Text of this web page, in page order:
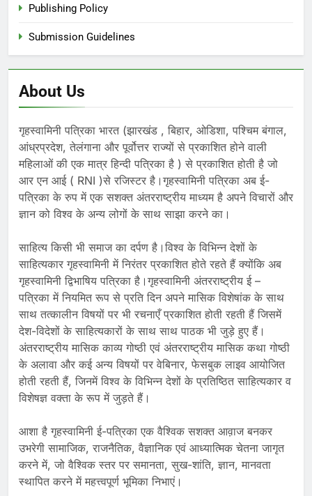
Publishing Policy
Submission Guidelines
About Us
गृहस्वामिनी पत्रिका भारत (झारखंड , बिहार, ओडिशा, पश्चिम बंगाल,
आंध्रप्रदेश, तेलंगाना और पूर्वोत्तर राज्यों से प्रकाशित होने वाली
महिलाओं की एक मात्र हिन्दी पत्रिका है ) से प्रकाशित होती है जो
आर एन आई ( RNI )से रजिस्टर है।गृहस्वामिनी पत्रिका अब ई-
पत्रिका के रुप में एक सशक्त अंतरराष्ट्रीय माध्यम है अपने विचारों और
ज्ञान को विश्व के अन्य लोगों के साथ साझा करने का।
साहित्य किसी भी समाज का दर्पण है।विश्व के विभिन्न देशों के
साहित्यकार गृहस्वामिनी में निरंतर प्रकाशित होते रहते हैं क्योंकि अब
गृहस्वामिनी द्विभाषिय पत्रिका है।गृहस्वामिनी अंतरराष्ट्रीय ई –
पत्रिका में नियमित रूप से प्रति दिन अपने मासिक विशेषांक के साथ
साथ तत्कालीन विषयों पर भी रचनाएँ प्रकाशित होती रहती हैं जिसमें
देश-विदेशों के साहित्यकारों के साथ साथ पाठक भी जुड़े हुए हैं।
अंतरराष्ट्रीय मासिक काव्य गोष्ठी एवं अंतरराष्ट्रीय मासिक कथा गोष्ठी
के अलावा और कई अन्य विषयों पर वेबिनार, फेसबुक लाइव आयोजित
होती रहती हैं, जिनमें विश्व के विभिन्न देशों के प्रतिष्ठित साहित्यकार व
विशेषज्ञ वक्ता के रूप में जुड़ते हैं।
आशा है गृहस्वामिनी ई-पत्रिका एक वैश्विक सशक्त आव़ाज बनकर
उभरेगी सामाजिक, राजनैतिक, वैज्ञानिक एवं आध्यात्मिक चेतना जागृत
करने में, जो वैश्विक स्तर पर समानता, सुख-शांति, ज्ञान, मानवता
स्थापित करने में महत्त्वपूर्ण भूमिका निभाएं।